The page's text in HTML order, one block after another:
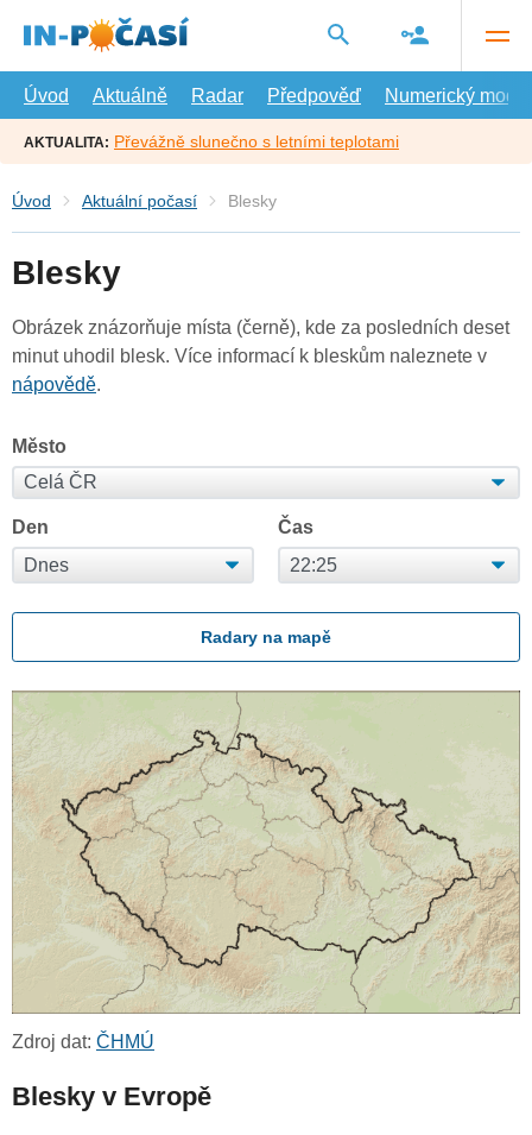
hlavní
Úvod
Aktuálně Radar Předpověď Numerický model
AKTUALITA: Převážně slunečno s letními teplotami
Úvod Aktuální počasí Blesky
Blesky
Obrázek znázorňuje místa (černě), kde za posledních deset
minut uhodil blesk. Více informací k bleskům naleznete v
nápovědě.
Město
Den Čas
Radary na mapě
Zdroj dat: ČHMÚ
Blesky v Evropě